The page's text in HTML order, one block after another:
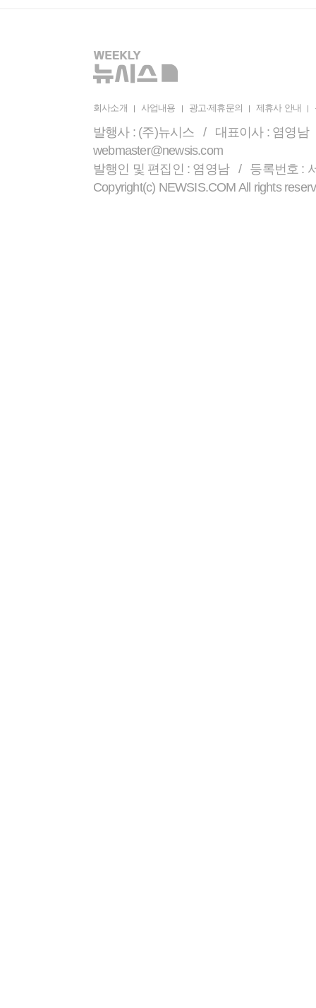
회사소개 사업내용 광고·제휴문의 제휴사 안내
발행사 : (주)뉴시스 / 대표이사 : 염영
webmaster@newsis.com
발행인 및 편집인 : 염영남 / 등록번호 :
Copyright(c) NEWSIS.COM All rights